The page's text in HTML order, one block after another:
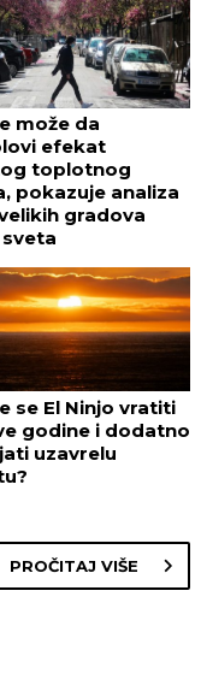
može da
efekat
toplotnog
pokazuje analiza
gradova
se El Ninjo vratiti
godine i dodatno
uzavrelu
PROČITAJ VIŠE